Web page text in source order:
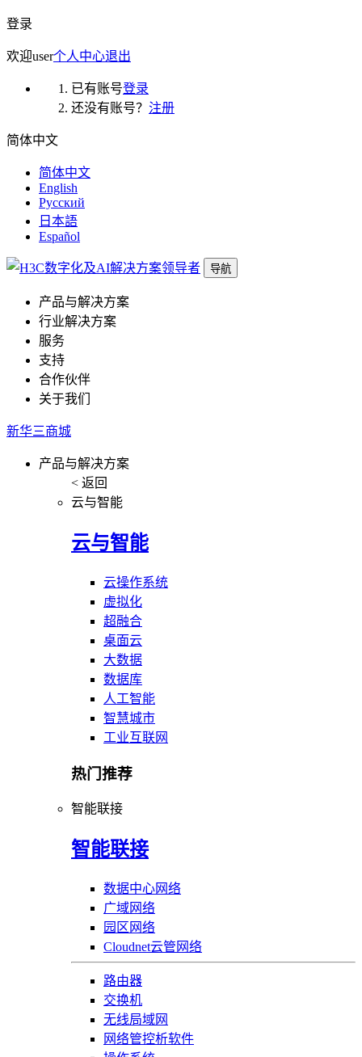
登录
欢迎user个人中心退出
已有账号登录
还没有账号？ 注册
简体中文
简体中文
English
Русский
日本語
Español
导航
产品与解决方案
行业解决方案
服务
支持
合作伙伴
关于我们
新华三商城
产品与解决方案
< 返回
云与智能
云与智能
云操作系统
虚拟化
超融合
桌面云
大数据
数据库
人工智能
智慧城市
工业互联网
热门推荐
智能联接
智能联接
数据中心网络
广域网络
园区网络
Cloudnet云管网络
路由器
交换机
无线局域网
网络管控析软件